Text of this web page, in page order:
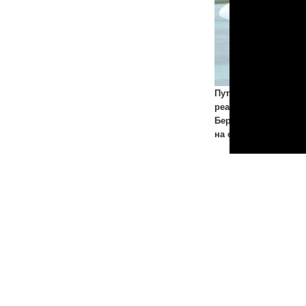
Путин усомнился в
реализации ТАПИ,
Бердымухамедов не
на саммит СНГ